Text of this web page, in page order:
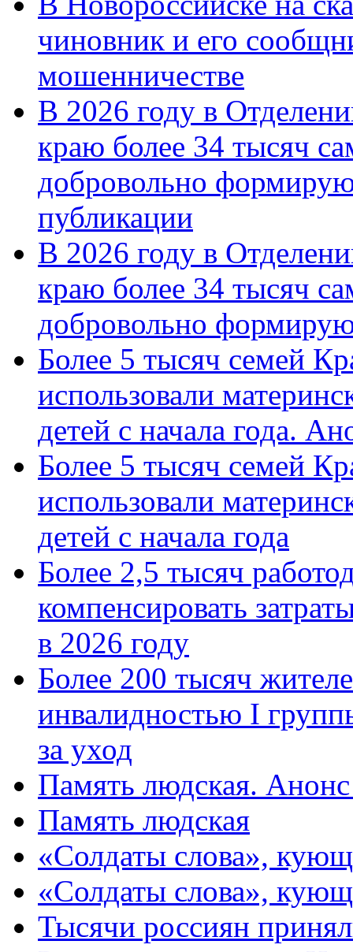
чиновник и его
мошенничестве
В 2026 году в
краю более 34 тысяч
добровольно
публикации
В 2026 году в
краю более 34 тысяч
добровольно
Более 5 тысяч семей
использовали
детей с начала года.
Более 5 тысяч семей
использовали
детей с начала года
Более 2,5 тысяч
компенсировать
в 2026 году
Более 200 тысяч
инвалидностью I
за уход
Память людская.
Память людская
«Солдаты слова»,
«Солдаты слова»,
Тысячи россиян